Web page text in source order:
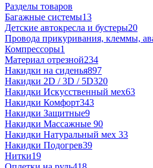
Разделы товаров
Багажные системы13
Детские автокресла и бустеры20
Провода прикуривания, клеммы,
Компрессоры1
Материал отрезной234
Накидки на сиденья897
Накидки 2D / 3D / 5D320
Накидки Искусственный мех63
Накидки Комфорт343
Накидки Защитные9
Накидки Массажные 90
Накидки Натуральный мех 33
Накидки Подогрев39
Нитки19